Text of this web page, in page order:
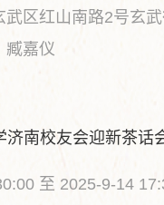
武区红山南路2号玄
臧嘉仪
济南校友会迎新茶话
至 2025-9-14